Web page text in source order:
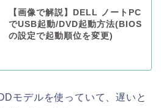
【画像で解説】DELL ノートPC
でUSB起動/DVD起動方法(BIOS
の設定で起動順位を変更)
モデルを使っていて、遅いと